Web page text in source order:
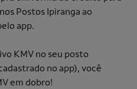
Postos Ipiranga ao
app.
KMV no seu posto
no app), você
em dobro!